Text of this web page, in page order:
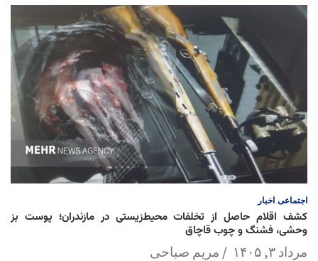
اجتماعی اخبار
کشف اقلام حاصل از تخلفات محیط‌زیستی در مازندران؛ پوست بز
وحشی، فشنگ و چوب قاچاق
مرداد ۳, ۱۴۰۵ مریم صباحی